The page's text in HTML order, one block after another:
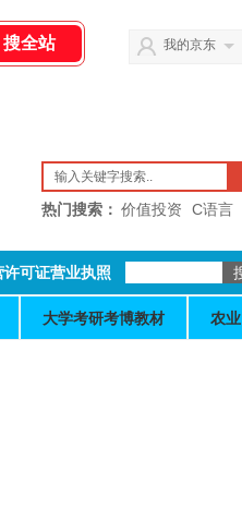
我的京东
热门搜索： 价值投资 C语言
许可证营业执照
大学考研考博教材 农业